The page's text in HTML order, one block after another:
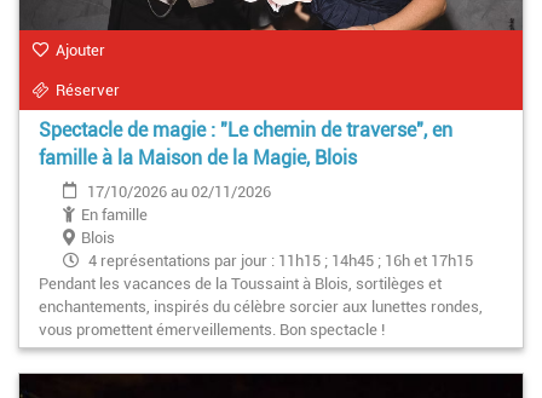
Ajouter
Réserver
Spectacle de magie : "Le chemin de traverse", en
famille à la Maison de la Magie, Blois
17/10/2026 au 02/11/2026
En famille
Blois
4 représentations par jour : 11h15 ; 14h45 ; 16h et 17h15
/ Excepté le 1er novembre : 11h15, 14h45 et 16h
Pendant les vacances de la Toussaint à Blois, sortilèges et
enchantements, inspirés du célèbre sorcier aux lunettes rondes,
vous promettent émerveillements. Bon spectacle !